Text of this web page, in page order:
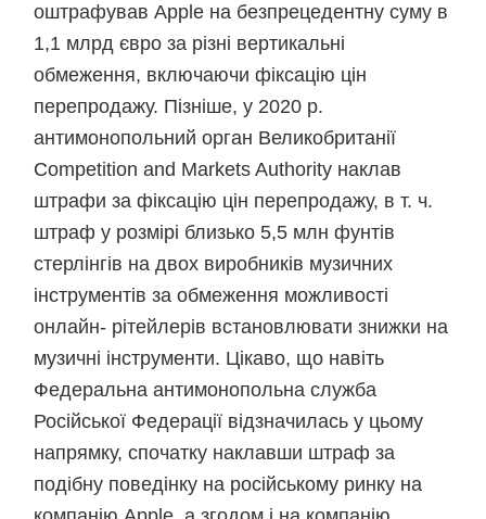
оштрафував Apple на безпрецедентну суму в
1,1 млрд євро за різні вертикальні
обмеження, включаючи фіксацію цін
перепродажу. Пізніше, у 2020 р.
антимонопольний орган Великобританії
Competition and Markets Authority наклав
штрафи за фіксацію цін перепродажу, в т. ч.
штраф у розмірі близько 5,5 млн фунтів
стерлінгів на двох виробників музичних
інструментів за обмеження можливості
онлайн- рітейлерів встановлювати знижки на
музичні інструменти. Цікаво, що навіть
Федеральна антимонопольна служба
Російської Федерації відзначилась у цьому
напрямку, спочатку наклавши штраф за
подібну поведінку на російському ринку на